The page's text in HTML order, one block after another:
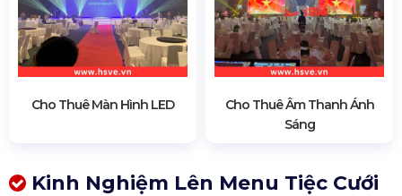
Cho Thuê Màn Hình LED
Cho Thuê Âm Thanh Ánh
Sáng
Kinh Nghiệm Lên Menu Tiệc Cưới